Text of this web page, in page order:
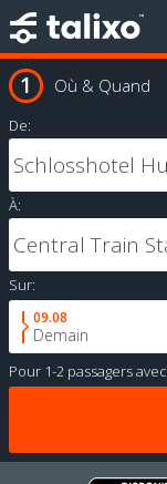
Où & Quand
De:
À:
Sur:
09.08
Demain
Pour 1-2 passagersavec